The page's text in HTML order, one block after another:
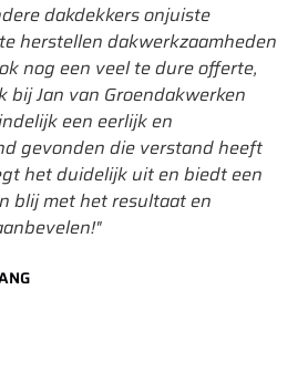
dakdekkers onjuiste
herstellen dakwerkzaamheden
nog een veel te dure offerte,
Jan van Groendakwerken
een eerlijk en
gevonden die verstand heeft
het duidelijk uit en biedt een
blij met het resultaat en